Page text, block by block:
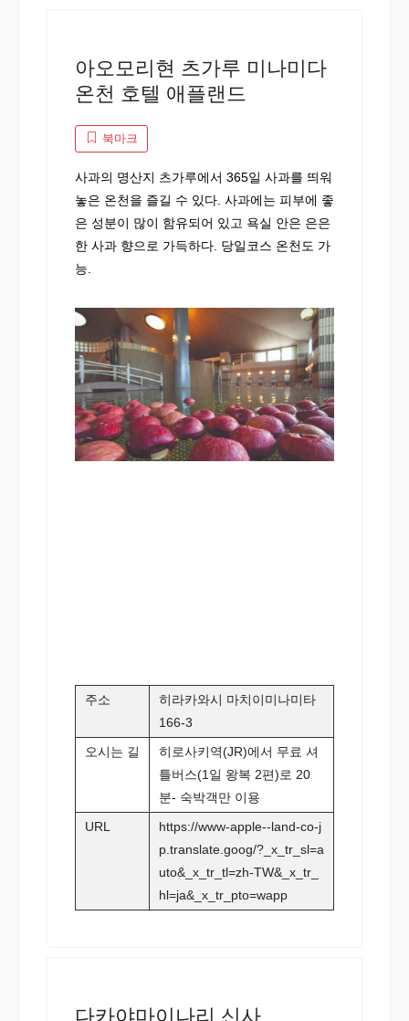
아오모리현 츠가루 미나미다
온천 호텔 애플랜드
북마크
사과의 명산지 츠가루에서 365일 사과를 띄워
놓은 온천을 즐길 수 있다. 사과에는 피부에 좋
은 성분이 많이 함유되어 있고 욕실 안은 은은
한 사과 향으로 가득하다. 당일코스 온천도 가
능.
주소
히라카와시 마치이미나미타
166-3
오시는 길
히로사키역(JR)에서 무료 셔
틀버스(1일 왕복 2편)로 20
분- 숙박객만 이용
URL
https://www-apple--land-co-j
p.translate.goog/?_x_tr_sl=a
uto&_x_tr_tl=zh-TW&_x_tr_
hl=ja&_x_tr_pto=wapp
다카야마이나리 신사